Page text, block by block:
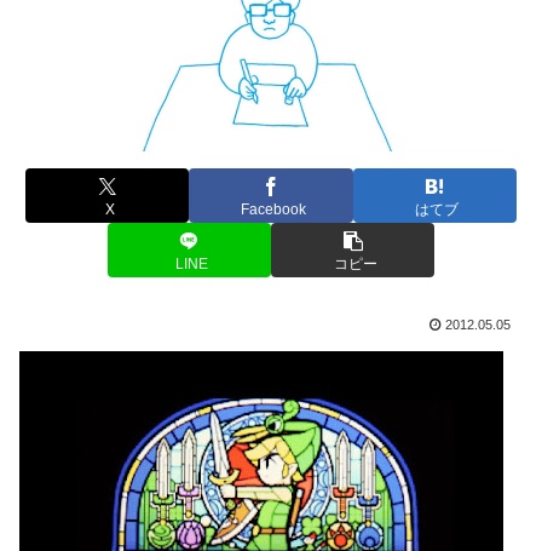
X Facebook はてブ
LINE コピー
2012.05.05